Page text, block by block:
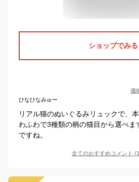
ショップでみる
価
ひなひなみゅー
リアル猫のぬいぐるみリュックで、
わふわで3種類の柄の猫目から選べま
ですね。
全てのおすすめコメント (1